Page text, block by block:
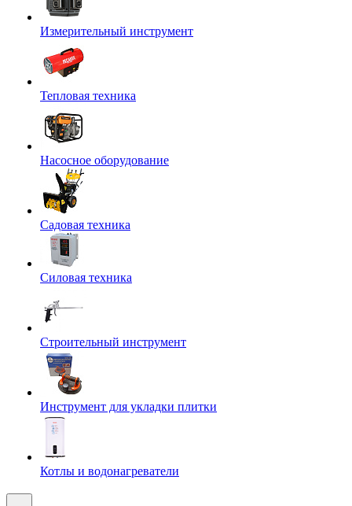
Измерительный инструмент
Тепловая техника
Насосное оборудование
Садовая техника
Силовая техника
Строительный инструмент
Инструмент для укладки плитки
Котлы и водонагреватели